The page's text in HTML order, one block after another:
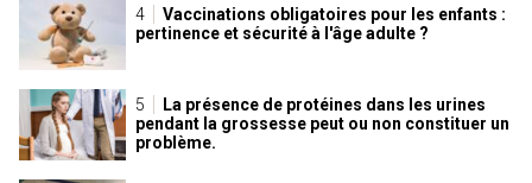
Vaccinations obligatoires pour les enfants :
pertinence et sécurité à l'âge adulte ?
La présence de protéines dans les urines
pendant la grossesse peut ou non constituer un
problème.